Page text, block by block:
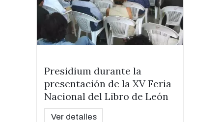
Presidium durante la
presentación de la XV Feria
Nacional del Libro de León
Ver detalles